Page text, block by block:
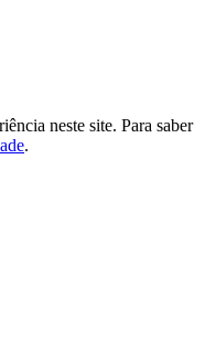
neste site. Para saber
.